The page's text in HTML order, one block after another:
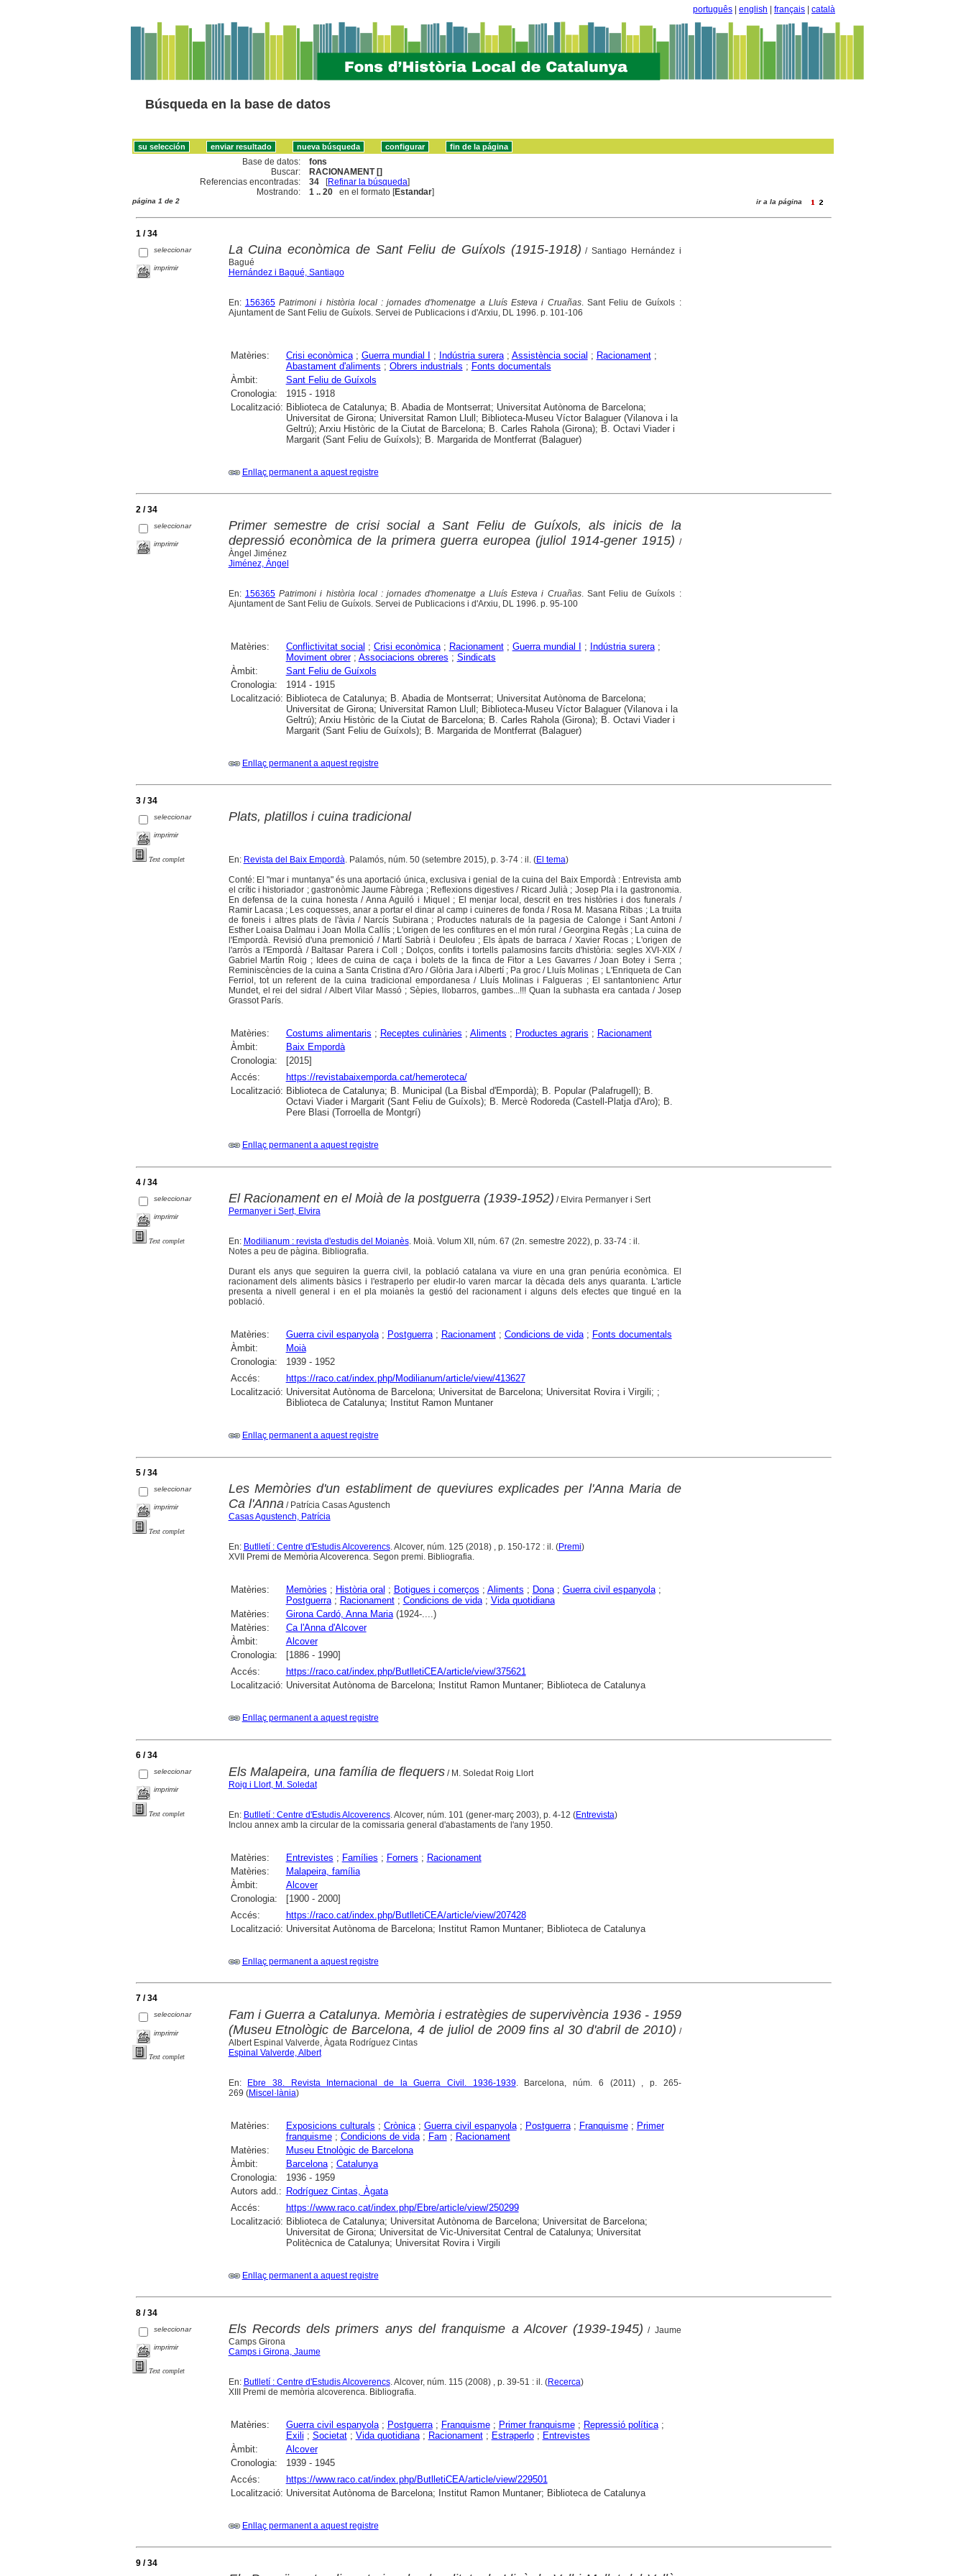
português english français català
Búsqueda en la base de datos
Base de datos:
fons
Buscar:
RACIONAMENT []
Referencias encontradas:
34 [Refinar la búsqueda]
Mostrando:
1 .. 20 en el formato [Estandar]
página 1 de 2 ir a la página
1 / 34
seleccionar
imprimir
La Cuina econòmica de Sant Feliu de Guíxols (1915-1918) / Santiago Hernández i
Bagué
Hernández i Bagué, Santiago
En: 156365 Patrimoni i història local : jornades d'homenatge a Lluís Esteva i Cruañas. Sant Feliu de Guíxols :
Ajuntament de Sant Feliu de Guíxols. Servei de Publicacions i d'Arxiu, DL 1996. p. 101-106
Matèries: Crisi econòmica; Guerra mundial I ; Indústria surera; Assistència social ; Racionament;
Abastament d'aliments ; Obrers industrials ; Fonts documentals
Àmbit:
Sant Feliu de Guíxols
Cronologia:
1915 - 1918
Localització: Biblioteca de Catalunya; B. Abadia de Montserrat; Universitat Autònoma de Barcelona;
Universitat de Girona; Universitat Ramon Llull; Biblioteca-Museu Víctor Balaguer (Vilanova i la
Geltrú); Arxiu Històric de la Ciutat de Barcelona; B. Carles Rahola (Girona); B. Octavi Viader i
Margarit (Sant Feliu de Guíxols); B. Margarida de Montferrat (Balaguer)
Enllaç permanent a aquest registre
2 / 34
seleccionar
imprimir
Primer semestre de crisi social a Sant Feliu de Guíxols, als inicis de la
depressió econòmica de la primera guerra europea (juliol 1914-gener 1915) /
Àngel Jiménez
Jiménez, Àngel
En: 156365 Patrimoni i història local : jornades d'homenatge a Lluís Esteva i Cruañas. Sant Feliu de Guíxols :
Ajuntament de Sant Feliu de Guíxols. Servei de Publicacions i d'Arxiu, DL 1996. p. 95-100
Matèries: Conflictivitat social ; Crisi econòmica; Racionament; Guerra mundial I ; Indústria surera;
Moviment obrer; Associacions obreres ; Sindicats
Àmbit:
Sant Feliu de Guíxols
Cronologia:
1914 - 1915
Localització: Biblioteca de Catalunya; B. Abadia de Montserrat; Universitat Autònoma de Barcelona;
Universitat de Girona; Universitat Ramon Llull; Biblioteca-Museu Víctor Balaguer (Vilanova i la
Geltrú); Arxiu Històric de la Ciutat de Barcelona; B. Carles Rahola (Girona); B. Octavi Viader i
Margarit (Sant Feliu de Guíxols); B. Margarida de Montferrat (Balaguer)
Enllaç permanent a aquest registre
3 / 34
seleccionar
imprimir
Text complet
Plats, platillos i cuina tradicional
En: Revista del Baix Empordà. Palamós, núm. 50 (setembre 2015), p. 3-74 : il. (El tema)
Conté: El "mar i muntanya" és una aportació única, exclusiva i genial de la cuina del Baix Empordà : Entrevista amb
el crític i historiador ; gastronòmic Jaume Fàbrega ; Reflexions digestives / Ricard Julià ; Josep Pla i la gastronomia.
En defensa de la cuina honesta / Anna Aguiló i Miquel ; El menjar local, descrit en tres històries i dos funerals /
Ramir Lacasa ; Les coquesses, anar a portar el dinar al camp i cuineres de fonda / Rosa M. Masana Ribas ; La truita
de foneis i altres plats de l'àvia / Narcís Subirana ; Productes naturals de la pagesia de Calonge i Sant Antoni /
Esther Loaisa Dalmau i Joan Molla Callís ; L'origen de les confitures en el món rural / Georgina Regàs ; La cuina de
l'Empordà. Revisió d'una premonició / Martí Sabrià i Deulofeu ; Els àpats de barraca / Xavier Rocas ; L'origen de
l'arròs a l'Empordà / Baltasar Parera i Coll ; Dolços, confits i tortells palamosins farcits d'història: segles XVI-XIX /
Gabriel Martín Roig ; Idees de cuina de caça i bolets de la finca de Fitor a Les Gavarres / Joan Botey i Serra ;
Reminiscències de la cuina a Santa Cristina d'Aro / Glòria Jara i Albertí ; Pa groc / Lluís Molinas ; L'Enriqueta de Can
Ferriol, tot un referent de la cuina tradicional empordanesa / Lluís Molinas i Falgueras ; El santantonienc Artur
Mundet, el rei del sidral / Albert Vilar Massó ; Sèpies, llobarros, gambes...!!! Quan la subhasta era cantada / Josep
Grassot París.
Matèries: Costums alimentaris ; Receptes culinàries ; Aliments ; Productes agraris ; Racionament
Àmbit:
Baix Empordà
Cronologia:
[2015]
Accés:
https://revistabaixemporda.cat/hemeroteca/
Localització: Biblioteca de Catalunya; B. Municipal (La Bisbal d'Empordà); B. Popular (Palafrugell); B.
Octavi Viader i Margarit (Sant Feliu de Guíxols); B. Mercè Rodoreda (Castell-Platja d'Aro); B.
Pere Blasi (Torroella de Montgrí)
Enllaç permanent a aquest registre
4 / 34
seleccionar
imprimir
Text complet
El Racionament en el Moià de la postguerra (1939-1952) / Elvira Permanyer i Sert
Permanyer i Sert, Elvira
En: Modilianum : revista d'estudis del Moianès. Moià. Volum XII, núm. 67 (2n. semestre 2022), p. 33-74 : il.
Notes a peu de pàgina. Bibliografia.
Durant els anys que seguiren la guerra civil, la població catalana va viure en una gran penúria econòmica. El
racionament dels aliments bàsics i l'estraperlo per eludir-lo varen marcar la dècada dels anys quaranta. L'article
presenta a nivell general i en el pla moianès la gestió del racionament i alguns dels efectes que tingué en la
població.
Matèries: Guerra civil espanyola; Postguerra; Racionament; Condicions de vida; Fonts documentals
Àmbit:
Moià
Cronologia:
1939 - 1952
Accés:
https://raco.cat/index.php/Modilianum/article/view/413627
Localització: Universitat Autònoma de Barcelona; Universitat de Barcelona; Universitat Rovira i Virgili; ;
Biblioteca de Catalunya; Institut Ramon Muntaner
Enllaç permanent a aquest registre
5 / 34
seleccionar
imprimir
Text complet
Les Memòries d'un establiment de queviures explicades per l'Anna Maria de
Ca l'Anna/ Patrícia Casas Agustench
Casas Agustench, Patrícia
En: Butlletí : Centre d'Estudis Alcoverencs. Alcover, núm. 125 (2018) , p. 150-172 : il. (Premi)
XVII Premi de Memòria Alcoverenca. Segon premi. Bibliografia.
Matèries: Memòries ; Història oral ; Botigues i comerços ; Aliments ; Dona; Guerra civil espanyola;
Postguerra; Racionament; Condicions de vida; Vida quotidiana
Matèries:
Girona Cardó, Anna Maria(1924-....)
Matèries:
Ca l'Anna d'Alcover
Àmbit:
Alcover
Cronologia:
[1886 - 1990]
Accés:
https://raco.cat/index.php/ButlletiCEA/article/view/375621
Localització: Universitat Autònoma de Barcelona; Institut Ramon Muntaner; Biblioteca de Catalunya
Enllaç permanent a aquest registre
6 / 34
seleccionar
imprimir
Text complet
Els Malapeira, una família de flequers/ M. Soledat Roig Llort
Roig i Llort, M. Soledat
En: Butlletí : Centre d'Estudis Alcoverencs. Alcover, núm. 101 (gener-març 2003), p. 4-12 (Entrevista)
Inclou annex amb la circular de la comissaria general d'abastaments de l'any 1950.
Matèries: Entrevistes ; Famílies ; Forners ; Racionament
Matèries:
Malapeira, família
Àmbit:
Alcover
Cronologia:
[1900 - 2000]
Accés:
https://raco.cat/index.php/ButlletiCEA/article/view/207428
Localització: Universitat Autònoma de Barcelona; Institut Ramon Muntaner; Biblioteca de Catalunya
Enllaç permanent a aquest registre
7 / 34
seleccionar
imprimir
Text complet
Fam i Guerra a Catalunya. Memòria i estratègies de supervivència 1936 - 1959
(Museu Etnològic de Barcelona, 4 de juliol de 2009 fins al 30 d'abril de 2010) /
Albert Espinal Valverde, Àgata Rodríguez Cintas
Espinal Valverde, Albert
En: Ebre 38. Revista Internacional de la Guerra Civil. 1936-1939. Barcelona, núm. 6 (2011) , p. 265-
269 (Miscel·lània)
Matèries: Exposicions culturals ; Crònica; Guerra civil espanyola; Postguerra; Franquisme; Primer
franquisme; Condicions de vida; Fam ; Racionament
Matèries:
Museu Etnològic de Barcelona
Àmbit:
Barcelona; Catalunya
Cronologia:
1936 - 1959
Autors add.: Rodríguez Cintas, Àgata
Accés:
https://www.raco.cat/index.php/Ebre/article/view/250299
Localització: Biblioteca de Catalunya; Universitat Autònoma de Barcelona; Universitat de Barcelona;
Universitat de Girona; Universitat de Vic-Universitat Central de Catalunya; Universitat
Politècnica de Catalunya; Universitat Rovira i Virgili
Enllaç permanent a aquest registre
8 / 34
seleccionar
imprimir
Text complet
Els Records dels primers anys del franquisme a Alcover (1939-1945) / Jaume
Camps Girona
Camps i Girona, Jaume
En: Butlletí : Centre d'Estudis Alcoverencs. Alcover, núm. 115 (2008) , p. 39-51 : il. (Recerca)
XIII Premi de memòria alcoverenca. Bibliografia.
Matèries: Guerra civil espanyola; Postguerra; Franquisme; Primer franquisme; Repressió política;
Exili ; Societat; Vida quotidiana; Racionament; Estraperlo; Entrevistes
Àmbit:
Alcover
Cronologia:
1939 - 1945
Accés:
https://www.raco.cat/index.php/ButlletiCEA/article/view/229501
Localització: Universitat Autònoma de Barcelona; Institut Ramon Muntaner; Biblioteca de Catalunya
Enllaç permanent a aquest registre
9 / 34